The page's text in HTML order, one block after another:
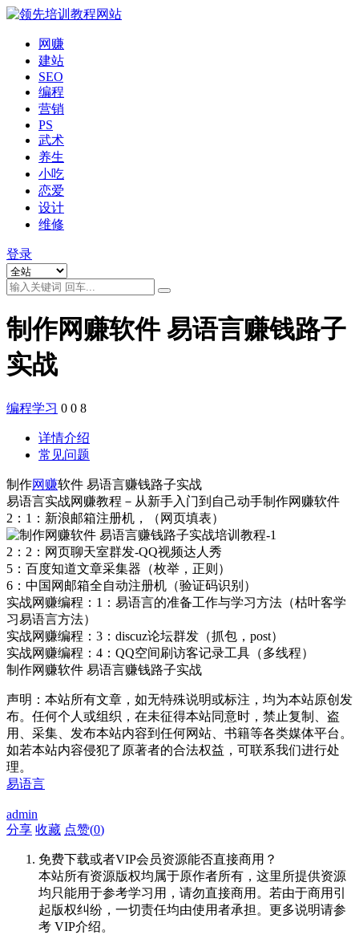
网赚
建站
SEO
编程
营销
PS
武术
养生
小吃
恋爱
设计
维修
登录
制作网赚软件 易语言赚钱路子
实战
编程学习 0 0 8
详情介绍
常见问题
制作网赚软件 易语言赚钱路子实战
易语言实战网赚教程－从新手入门到自己动手制作网赚软件
2：1：新浪邮箱注册机，（网页填表）
2：2：网页聊天室群发-QQ视频达人秀
5：百度知道文章采集器（枚举，正则）
6：中国网邮箱全自动注册机（验证码识别）
实战网赚编程：1：易语言的准备工作与学习方法（枯叶客学
习易语言方法）
实战网赚编程：3：discuz论坛群发（抓包，post）
实战网赚编程：4：QQ空间刷访客记录工具（多线程）
制作网赚软件 易语言赚钱路子实战
声明：本站所有文章，如无特殊说明或标注，均为本站原创发
布。任何个人或组织，在未征得本站同意时，禁止复制、盗
用、采集、发布本站内容到任何网站、书籍等各类媒体平台。
如若本站内容侵犯了原著者的合法权益，可联系我们进行处
理。
易语言
admin
分享 收藏 点赞(0)
免费下载或者VIP会员资源能否直接商用？
本站所有资源版权均属于原作者所有，这里所提供资源
均只能用于参考学习用，请勿直接商用。若由于商用引
起版权纠纷，一切责任均由使用者承担。更多说明请参
考 VIP介绍。